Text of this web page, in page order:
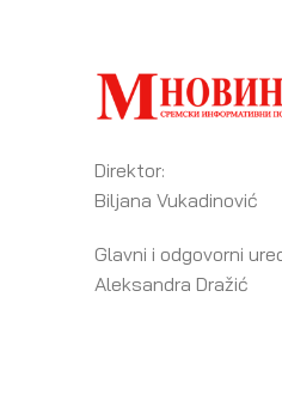
Direktor:
Biljana Vukadinović
Glavni i odgovorni
Aleksandra Dražić